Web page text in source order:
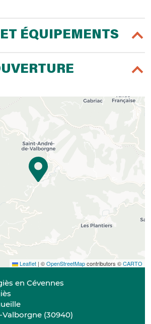
ÉQUIPEMENTS
Leaflet | ©OpenStreetMapcontributors ©CARTO
en Cévennes
Valborgne (30940)